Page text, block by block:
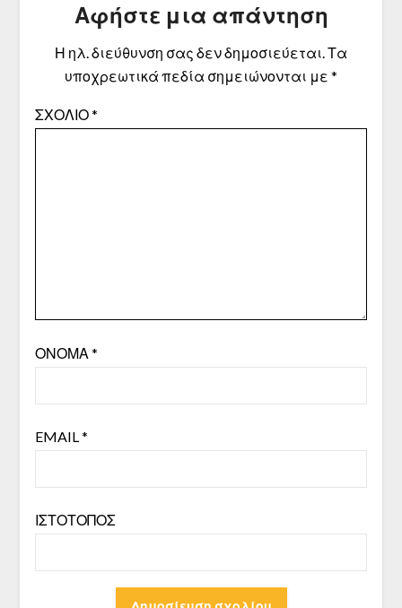
Αφήστε μια απάντηση
Η ηλ. διεύθυνση σας δεν δημοσιεύεται. Τα
υποχρεωτικά πεδία σημειώνονται με *
ΣΧΌΛΙΟ*
ΌΝΟΜΑ *
EMAIL *
ΙΣΤΌΤΟΠΟΣ